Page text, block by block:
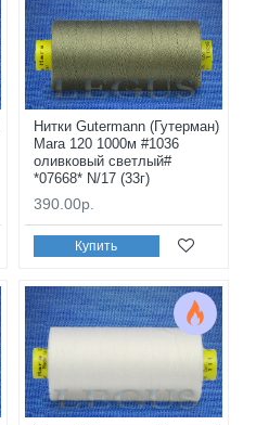
Нитки Gutermann (Гутерман)
Mara 120 1000м #1036
оливковый светлый#
*07668* N/17 (33г)
390.00р.
Купить